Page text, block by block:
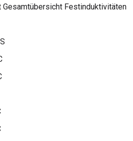
Gesamtübersicht Festinduktivitäten